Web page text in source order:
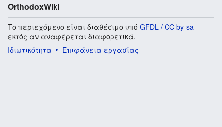
OrthodoxWiki
Το περιεχόμενο είναι διαθέσιμο υπό GFDL / CC by-sa
εκτός αν αναφέρεται διαφορετικά.
Ιδιωτικότητα
Επιφάνεια εργασίας